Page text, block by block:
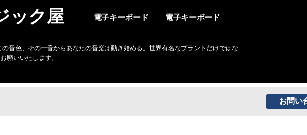
ック屋 電子キーボード 電子キーボード
音色、その一音からあなたの音楽は動き始める。世界有名なブランドだけではな
願いいたします。
お問い